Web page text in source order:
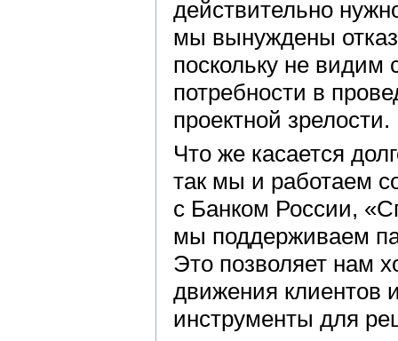
действительно
мы вынуждены
поскольку не видим
потребности в
проектной зрелости.
Что же касается
так мы и работаем
с Банком России,
мы поддерживаем
Это позволяет нам
движения клиентов
инструменты для